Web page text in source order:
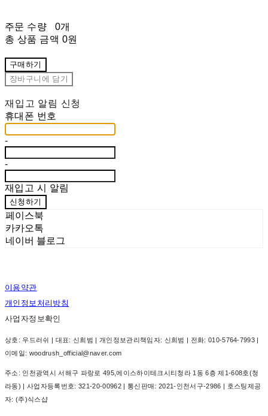
주문 수량
0개
총 상품 금액 0원
구매하기
장바구니에 담기
재입고 알림 신청
휴대폰 번호
-
-
재입고 시 알림
신청하기
페이스북
카카오톡
네이버 블로그
이용약관
개인정보처리방침
사업자정보확인
상호: 우드러쉬 | 대표: 신희범 | 개인정보관리책임자: 신희범 | 전화: 010-5764-7993 |
이메일: woodrush_official@naver.com
주소: 인천광역시 서해구 파랑로 495,에이스하이테크시티청라 1동 6층 제1-608호(청
라동) | 사업자등록번호: 321-20-00962| 통신판매: 2021-인천서구-2986 | 호스팅제공
자: (주)식스샵